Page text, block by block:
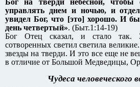
Бог на тверди небесной,
управлять днем и ночью, и
увидел Бог, что [это] хорошо. И
день четвертый». (Быт.1:14-19)
Бог Отец сказал, и стало так.
сотворенных светил светила
звезды на тверди. И это все еще не
в отличие от Большой Медведицы,
Чудеса человеческого